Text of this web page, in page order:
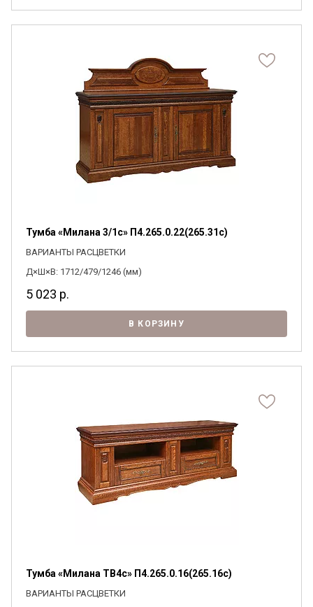
Тумба «Милана 3/1с» П4.265.0.22(265.31с)
ВАРИАНТЫ РАСЦВЕТКИ
Д×Ш×В: 1712/479/1246 (мм)
5 023 р.
В КОРЗИНУ
Тумба «Милана ТВ4с» П4.265.0.16(265.16с)
ВАРИАНТЫ РАСЦВЕТКИ